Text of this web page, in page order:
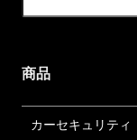
商品
カーセキュリティ